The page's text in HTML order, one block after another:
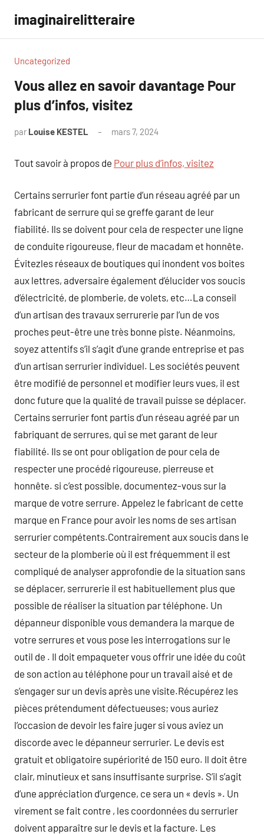
contenu
imaginairelitteraire
Uncategorized
Vous allez en savoir davantage Pour
plus d’infos, visitez
par Louise KESTEL mars 7, 2024
Tout savoir à propos de Pour plus d’infos, visitez
Certains serrurier font partie d’un réseau agréé par un
fabricant de serrure qui se greffe garant de leur
fiabilité. Ils se doivent pour cela de respecter une ligne
de conduite rigoureuse, fleur de macadam et honnête.
Évitezles réseaux de boutiques qui inondent vos boites
aux lettres, adversaire également d’élucider vos soucis
d’électricité, de plomberie, de volets, etc…La conseil
d’un artisan des travaux serrurerie par l’un de vos
proches peut-être une très bonne piste. Néanmoins,
soyez attentifs s’il s’agit d’une grande entreprise et pas
d’un artisan serrurier individuel. Les sociétés peuvent
être modifié de personnel et modifier leurs vues, il est
donc future que la qualité de travail puisse se déplacer.
Certains serrurier font partis d’un réseau agréé par un
fabriquant de serrures, qui se met garant de leur
fiabilité. Ils se ont pour obligation de pour cela de
respecter une procédé rigoureuse, pierreuse et
honnête. si c’est possible, documentez-vous sur la
marque de votre serrure. Appelez le fabricant de cette
marque en France pour avoir les noms de ses artisan
serrurier compétents.Contrairement aux soucis dans le
secteur de la plomberie où il est fréquemment il est
compliqué de analyser approfondie de la situation sans
se déplacer, serrurerie il est habituellement plus que
possible de réaliser la situation par téléphone. Un
dépanneur disponible vous demandera la marque de
votre serrures et vous pose les interrogations sur le
outil de . Il doit empaqueter vous offrir une idée du coût
de son action au téléphone pour un travail aisé et de
s’engager sur un devis après une visite.Récupérez les
pièces prétendument défectueuses; vous auriez
l’occasion de devoir les faire juger si vous aviez un
discorde avec le dépanneur serrurier. Le devis est
gratuit et obligatoire supériorité de 150 euro. Il doit être
clair, minutieux et sans insuffisante surprise. S’il s’agit
d’une appréciation d’urgence, ce sera un « devis ». Un
virement se fait contre , les coordonnées du serrurier
doivent apparaître sur le devis et la facture. Les